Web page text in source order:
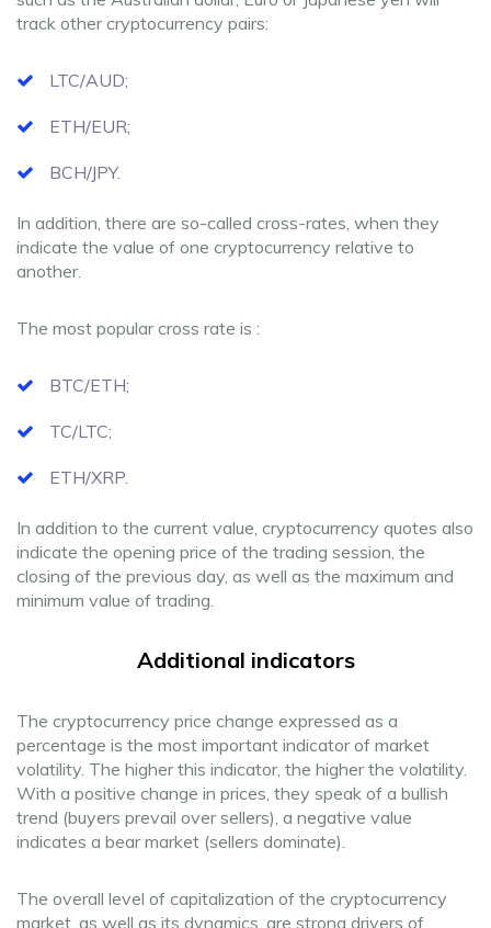
track other cryptocurrency pairs:
LTC/AUD;
ETH/EUR;
BCH/JPY.
In addition, there are so-called cross-rates, when they
indicate the value of one cryptocurrency relative to
another.
The most popular cross rate is :
BTC/ETH;
TC/LTC;
ETH/XRP.
In addition to the current value, cryptocurrency quotes also
indicate the opening price of the trading session, the
closing of the previous day, as well as the maximum and
minimum value of trading.
Additional indicators
The cryptocurrency price change expressed as a
percentage is the most important indicator of market
volatility. The higher this indicator, the higher the volatility.
With a positive change in prices, they speak of a bullish
trend (buyers prevail over sellers), a negative value
indicates a bear market (sellers dominate).
The overall level of capitalization of the cryptocurrency
market, as well as its dynamics, are strong drivers of